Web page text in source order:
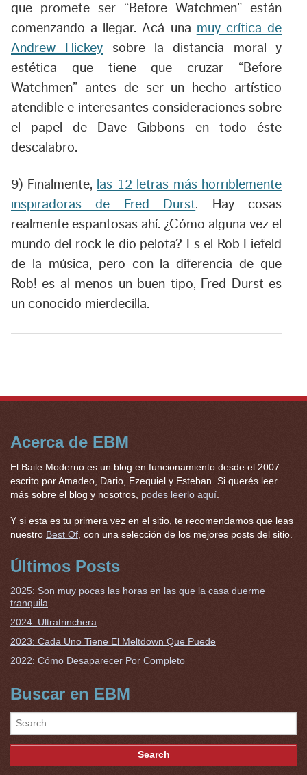
que promete ser “Before Watchmen” están
comenzando a llegar. Acá una muy crítica de
Andrew Hickey sobre la distancia moral y
estética que tiene que cruzar “Before
Watchmen” antes de ser un hecho artístico
atendible e interesantes consideraciones sobre
el papel de Dave Gibbons en todo éste
descalabro.
9) Finalmente, las 12 letras más horriblemente
inspiradoras de Fred Durst. Hay cosas
realmente espantosas ahí. ¿Cómo alguna vez el
mundo del rock le dio pelota? Es el Rob Liefeld
de la música, pero con la diferencia de que
Rob! es al menos un buen tipo, Fred Durst es
un conocido mierdecilla.
Acerca de EBM
El Baile Moderno es un blog en funcionamiento desde el 2007
escrito por Amadeo, Dario, Ezequiel y Esteban. Si querés leer
más sobre el blog y nosotros, podes leerlo aquí
Y si esta es tu primera vez en el sitio, te recomendamos que leas
nuestro Best Of , con una selección de los mejores posts del sitio.
Últimos Posts
2025: Son muy pocas las horas en las que la casa duerme
tranquila
2024: Ultratrinchera
2023: Cada Uno Tiene El Meltdown Que Puede
2022: Cómo Desaparecer Por Completo
Buscar en EBM